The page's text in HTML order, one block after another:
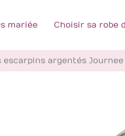
mariée Choisir sa robe
escarpins argentés